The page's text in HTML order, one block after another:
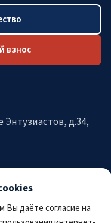
Вы даёте согласие на
взнос
Энтузиастов, д.34,